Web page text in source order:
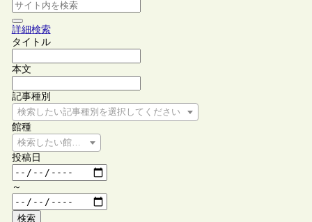
詳細検索
タイトル
本文
記事種別
検索したい記事種別を選択してください
館種
検索したい館種を選択してください
投稿日
～
検索